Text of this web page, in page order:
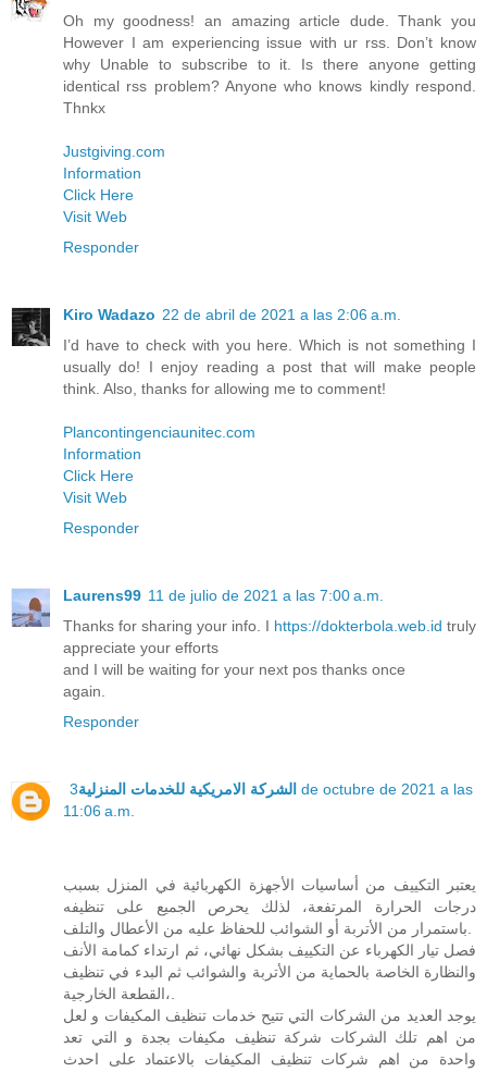
Oh my goodness! an amazing article dude. Thank you
However I am experiencing issue with ur rss. Don’t know
why Unable to subscribe to it. Is there anyone getting
identical rss problem? Anyone who knows kindly respond.
Thnkx
Justgiving.com
Information
Click Here
Visit Web
Responder
Kiro Wadazo 22 de abril de 2021 a las 2:06 a.m.
I’d have to check with you here. Which is not something I
usually do! I enjoy reading a post that will make people
think. Also, thanks for allowing me to comment!
Plancontingenciaunitec.com
Information
Click Here
Visit Web
Responder
Laurens99 11 de julio de 2021 a las 7:00 a.m.
Thanks for sharing your info. I https://dokterbola.web.id truly
appreciate your efforts
and I will be waiting for your next pos thanks once
again.
Responder
الشركة الامريكية للخدمات المنزلية3 de octubre de 2021 a las
11:06 a.m.
يعتبر التكييف من أساسيات الأجهزة الكهربائية في المنزل بسبب
درجات الحرارة المرتفعة، لذلك يحرص الجميع على تنظيفه
فصل تيار الكهرباء عن التكييف بشكل نهائي، ثم ارتداء كمامة الأنف
والنظارة الخاصة بالحماية من الأتربة والشوائب ثم البدء في تنظيف
القطعة الخارجية،.
يوجد العديد من الشركات التي تتيح خدمات تنظيف المكيفات و لعل
من اهم تلك الشركات شركة تنظيف مكيفات بجدة و التي تعد
واحدة من اهم شركات تنظيف المكيفات بالاعتماد على احدث